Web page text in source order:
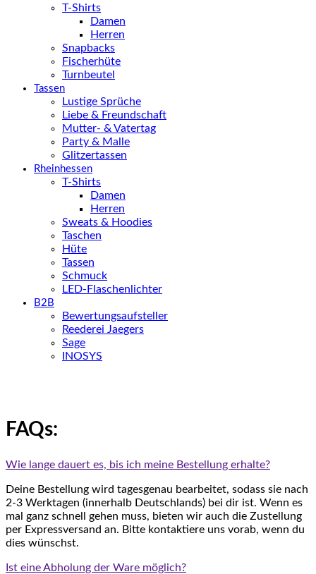
T-Shirts
Damen
Herren
Snapbacks
Fischerhüte
Turnbeutel
Tassen
Lustige Sprüche
Liebe & Freundschaft
Mutter- & Vatertag
Party & Malle
Glitzertassen
Rheinhessen
T-Shirts
Damen
Herren
Sweats & Hoodies
Taschen
Hüte
Tassen
Schmuck
LED-Flaschenlichter
B2B
Bewertungsaufsteller
Reederei Jaegers
Sage
INOSYS
FAQs:
Wie lange dauert es, bis ich meine Bestellung erhalte?
Deine Bestellung wird tagesgenau bearbeitet, sodass sie nach
2-3 Werktagen (innerhalb Deutschlands) bei dir ist. Wenn es
mal ganz schnell gehen muss, bieten wir auch die Zustellung
per Expressversand an. Bitte kontaktiere uns vorab, wenn du
dies wünschst.
Ist eine Abholung der Ware möglich?